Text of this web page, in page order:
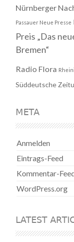
Nürnberger
Passauer Neue Presse
Preis „Das
Bremen“
Radio Flora
Süddeutsche
META
Anmelden
Eintrags-Feed
Kommentar-
WordPress.org
LATEST